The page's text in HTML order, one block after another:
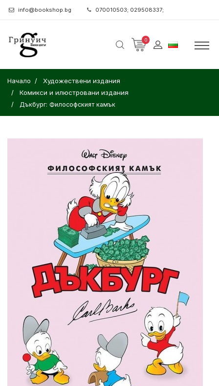
info@bookshop.bg 070010503; 029508337;
0
Начало
Художествени издания
Комикси и илюстровани издания
Дъкбург: Философският камък